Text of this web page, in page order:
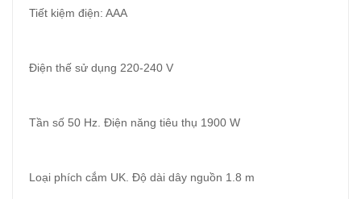
Tiết kiệm điện: AAA
Điện thế sử dụng 220-240 V
Tần số 50 Hz. Điện năng tiêu thụ 1900 W
Loại phích cắm UK. Độ dài dây nguồn 1.8 m